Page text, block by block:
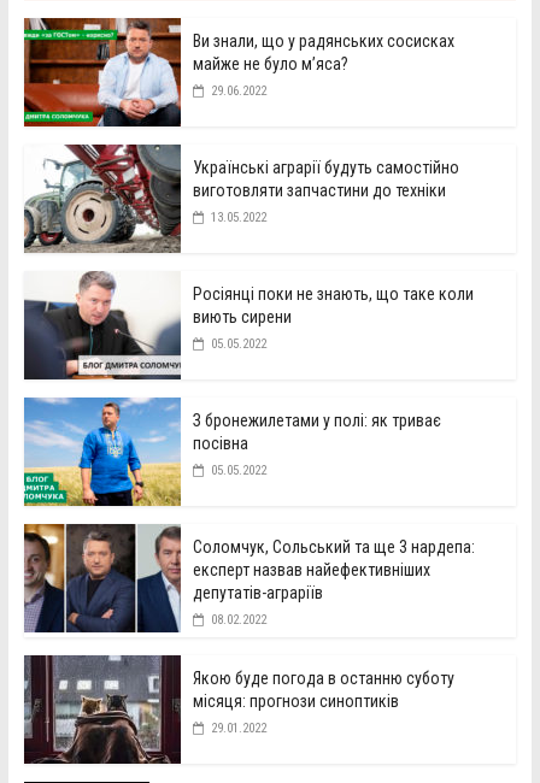
Ви знали, що у радянських сосисках
майже не було м’яса?
29.06.2022
Українські аграрії будуть самостійно
виготовляти запчастини до техніки
13.05.2022
Росіянці поки не знають, що таке коли
виють сирени
05.05.2022
З бронежилетами у полі: як триває
посівна
05.05.2022
Соломчук, Сольський та ще 3 нардепа:
експерт назвав найефективніших
депутатів-аграріїв
08.02.2022
Якою буде погода в останню суботу
місяця: прогнози синоптиків
29.01.2022